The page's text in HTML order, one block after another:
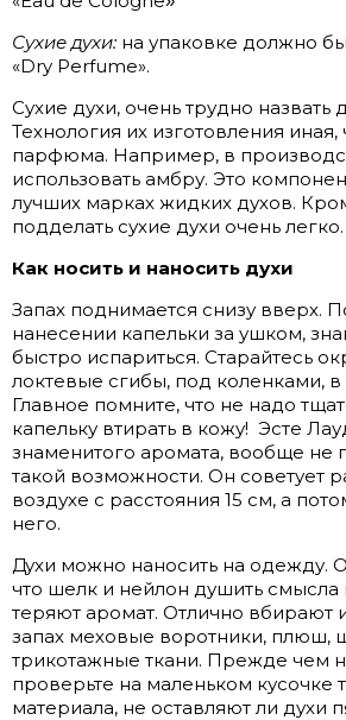
Сухие духи: на упаковке должно
«Dry Perfume».
Сухие духи, очень трудно назвать
Технология их изготовления
парфюма. Например, в
использовать амбру. Это
лучших марках жидких духов.
подделать сухие духи очень легко.
Как носить и наносить духи
Запах поднимается снизу вверх.
нанесении капельки за ушком,
быстро испариться. Старайтесь
локтевые сгибы, под коленками, в
Главное помните, что не надо
капельку втирать в кожу! Эсте
знаменитого аромата, вообще не
такой возможности. Он советует
воздухе с расстояния 15 см, а
него.
Духи можно наносить на одежду.
что шелк и нейлон душить смысла
теряют аромат. Отлично вбирают
запах меховые воротники, плюш,
трикотажные ткани. Прежде чем
проверьте на маленьком кусочке
материала, не оставляют ли духи